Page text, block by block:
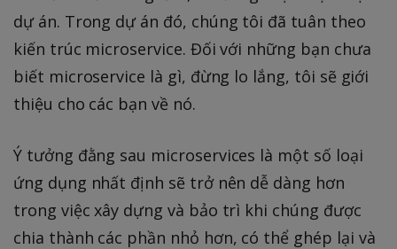
dự án. Trong dự án đó, chúng tôi đã tuân theo
kiến trúc microservice. Đối với những bạn chưa
biết microservice là gì, đừng lo lắng, tôi sẽ giới
thiệu cho các bạn về nó.
Ý tưởng đằng sau microservices là một số loại
ứng dụng nhất định sẽ trở nên dễ dàng hơn
trong việc xây dựng và bảo trì khi chúng được
chia thành các phần nhỏ hơn, có thể ghép lại và